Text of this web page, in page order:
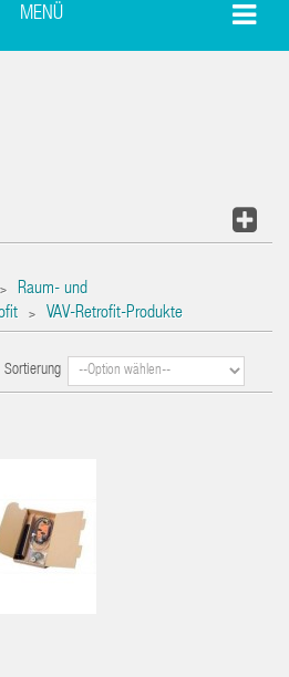
MENÜ
>
Raum- und
> VAV-Retrofit-Produkte
Sortierung